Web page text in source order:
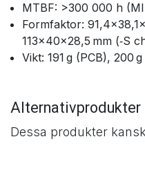
MTBF: >300 000 h
Formfaktor:
113×40×28,5 mm (‑S
Vikt: 191 g (PCB), 200 g
Alternativprodukter
Dessa produkter